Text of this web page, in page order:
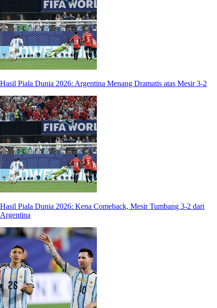
Hasil Piala Dunia 2026: Argentina Menang Dramatis atas Mesir 3-2
Hasil Piala Dunia 2026: Kena Comeback, Mesir Tumbang 3-2 dari
Argentina